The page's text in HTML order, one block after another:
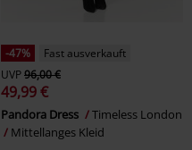
-47%
Fast ausverkauft
UVP96,00 €
49,99 €
Pandora Dress
Timeless London
Mittellanges Kleid